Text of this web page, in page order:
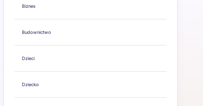
Biznes
Budownictwo
Dzieci
Dziecko